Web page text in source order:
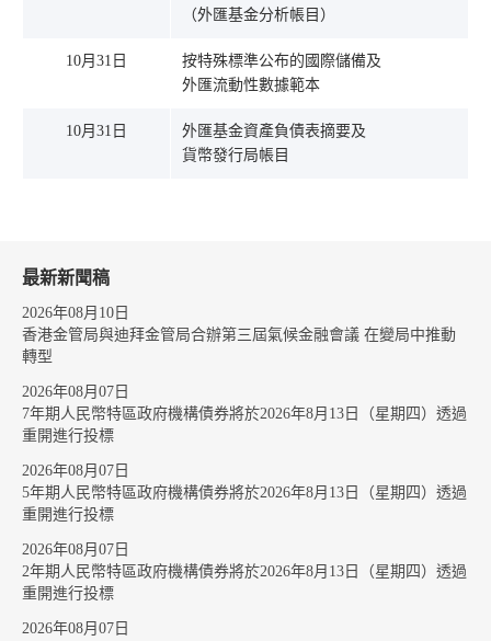
（外匯基金分析帳目）
10月31日
按特殊標準公布的國際儲備及
外匯流動性數據範本
10月31日
外匯基金資產負債表摘要及
貨幣發行局帳目
最新新聞稿
2026年08月10日
香港金管局與迪拜金管局合辦第三屆氣候金融會議 在變局中推動
轉型
2026年08月07日
7年期人民幣特區政府機構債券將於2026年8月13日（星期四）透過
重開進行投標
2026年08月07日
5年期人民幣特區政府機構債券將於2026年8月13日（星期四）透過
重開進行投標
2026年08月07日
2年期人民幣特區政府機構債券將於2026年8月13日（星期四）透過
重開進行投標
2026年08月07日